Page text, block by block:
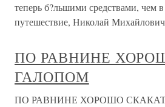
теперь б?льшими средствами, чем
путешествие, Николай Михайлович
ПО РАВНИНЕ
ГАЛОПОМ
ПО РАВНИНЕ ХОРОШО